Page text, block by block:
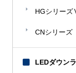
HGシリー
CNシリーズ
LEDダウン